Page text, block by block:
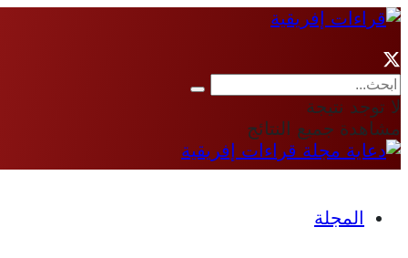
لا توجد نتيجة
مشاهدة جميع النتائج
المجلة